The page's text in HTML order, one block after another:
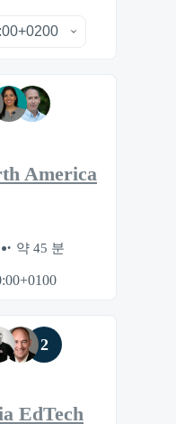
America
약 45 분
2
EdTech